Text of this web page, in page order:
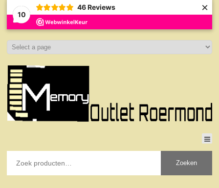
10
46 Reviews ×
Zoeken